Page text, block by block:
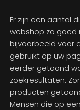
Er zijn een aantal
webshop zo goed
bijvoorbeeld voor
gebruikt op uw
eerder getoond
zoekresultaten.
producten
Mensen die op